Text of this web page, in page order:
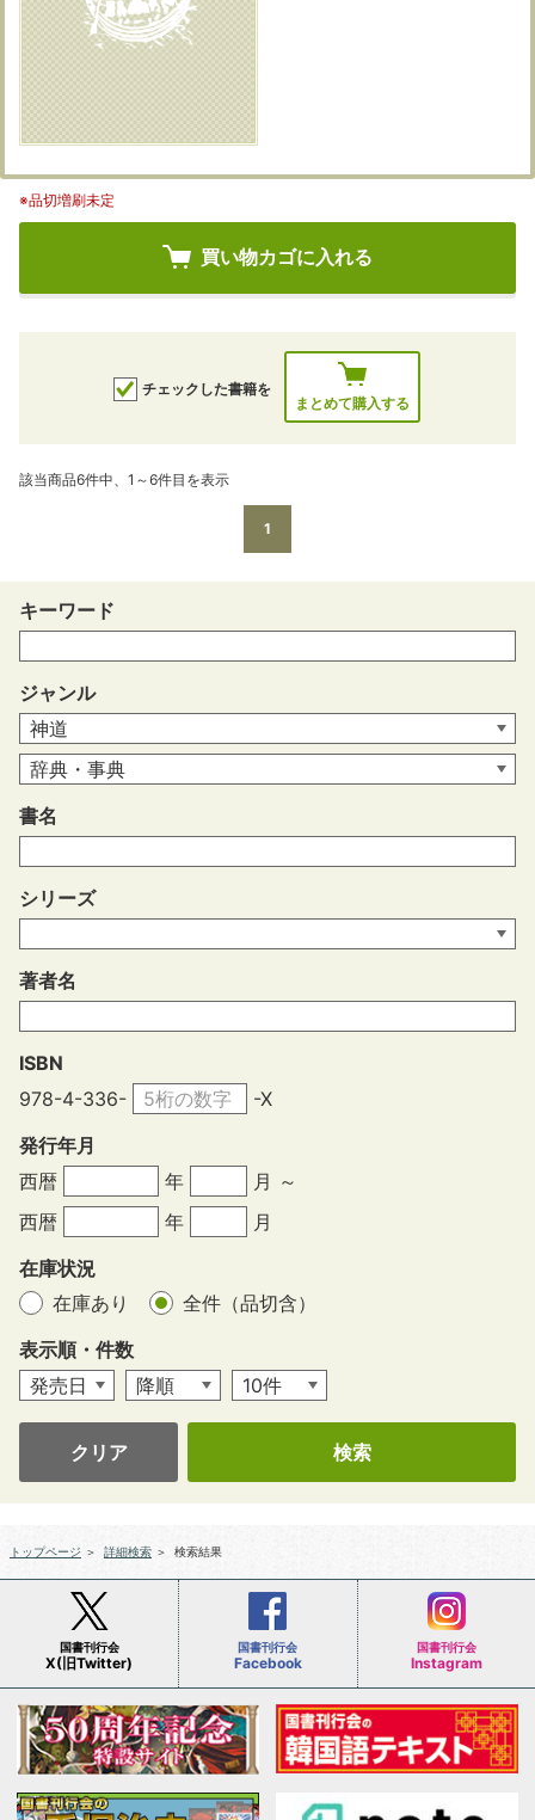
※品切増刷未定
買い物カゴに入れる
チェックした書籍を
まとめて購入する
該当商品6件中、1～6件目を表示
1
キーワード
ジャンル
書名
シリーズ
著者名
ISBN
978-4-336-
-X
発行年月
西暦
年
月 ～
西暦
年
月
在庫状況
在庫あり
全件（品切含）
表示順・件数
クリア
トップページ ＞ 詳細検索 ＞ 検索結果
国書刊行会
X(旧Twitter)
国書刊行会
Facebook
国書刊行会
Instagram